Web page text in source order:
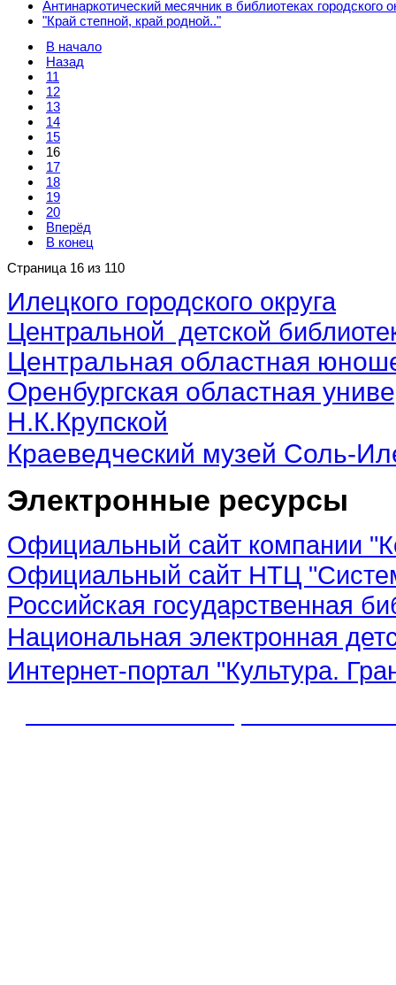
Антинаркотический месячник в библиотеках городского
"Край степной, край родной.."
В начало
Назад
11
12
13
14
15
16
17
18
19
20
Вперёд
В конец
Страница 16 из 110
Илецкого городского округа
Центральной детской
Центральная областная
Оренбургская областная
Н.К.Крупской
Краеведческий музей Соль-
Электронные ресурсы
Официальный сайт компании
Официальный сайт НТЦ
Российская государственная
Национальная электронная
Интернет-портал "Культура.